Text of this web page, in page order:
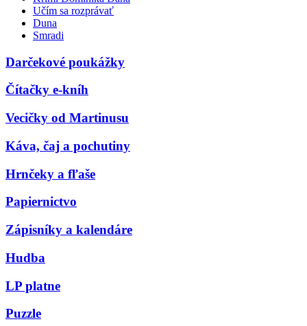
Učím sa rozprávať
Duna
Smradi
Darčekové poukážky
Čítačky e-kníh
Vecičky od Martinusu
Káva, čaj a pochutiny
Hrnčeky a fľaše
Papiernictvo
Zápisníky a kalendáre
Hudba
LP platne
Puzzle